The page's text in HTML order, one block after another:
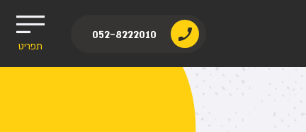
052-8222010
תפריט